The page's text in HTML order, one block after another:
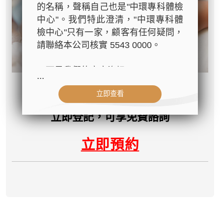
立即登記，可享免費諮詢
立即預約
的名稱，聲稱自己也是"中環專科體檢
中心"。我們特此澄清，"中環專科體
檢中心"只有一家，顧客有任何疑問，
請聯絡本公司核實 5543 0000。
- 公司名稱：中環專科體檢中心（The
Central Health Center）
心42樓4203室（中環港鐵站出口
- 服務熱線：(852) 3180 9809
- WhatsApp：(852) 5543 0000
...
立即查看